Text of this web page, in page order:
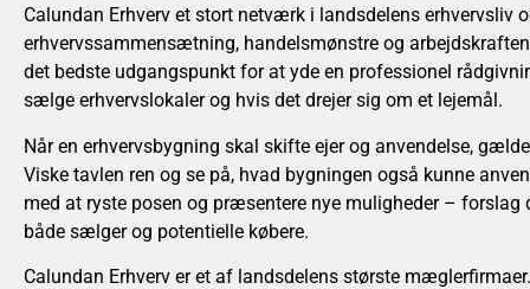
Calundan Erhverv et stort netværk i landsdelens erhvervsliv
erhvervssammensætning, handelsmønstre og
det bedste udgangspunkt for at yde en professionel
sælge erhvervslokaler og hvis det drejer sig om et lejemål.
Når en erhvervsbygning skal skifte ejer og anvendelse,
Viske tavlen ren og se på, hvad bygningen også kunne
med at ryste posen og præsentere nye muligheder –
både sælger og potentielle købere.
Calundan Erhverv er et af landsdelens største